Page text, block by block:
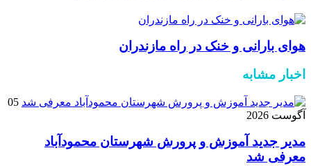
هوای بارانی و خنک در راه مازندران
اخبار مشابه
05
آگوست 2026
مدیر جدید آموزش و پرورش شهرستان محمودآباد
معرفی شد